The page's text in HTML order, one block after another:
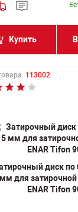
Купить
113002
диск по
мм для
ENAR Tifon